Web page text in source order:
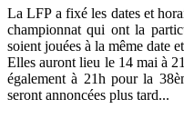
La LFP a fixé les dates et
championnat qui ont la
soient jouées à la même date
Elles auront lieu le 14 mai à
également à 21h pour la
seront annoncées plus tard...